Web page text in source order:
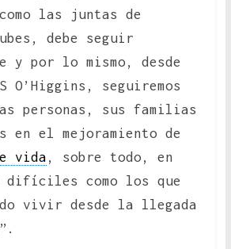
las juntas de
debe seguir
y por lo mismo, desde
O’Higgins, seguiremos
personas, sus familias
en el mejoramiento de
vida, sobre todo, en
difíciles como los que
vivir desde la llegada